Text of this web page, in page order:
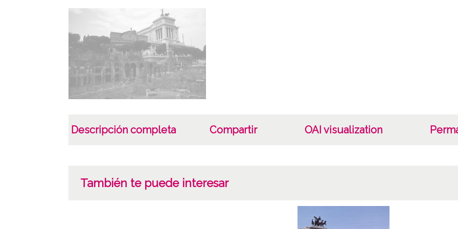
Descripción completa Compartir OAI visualization
También te puede interesar